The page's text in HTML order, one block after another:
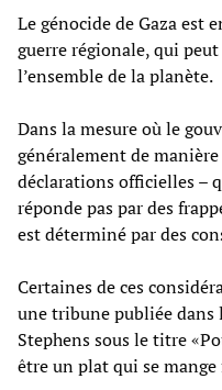
Le génocide de Gaza est
guerre régionale, qui
l’ensemble de la planète.
Dans la mesure où le
généralement de
déclarations officielles –
réponde pas par des
est déterminé par des
Certaines de ces
une tribune publiée
Stephens sous le titre
être un plat qui se